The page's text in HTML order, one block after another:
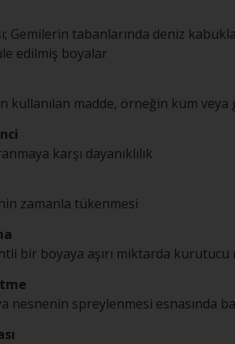
Gemilerin tabanlarında deniz
edilmiş boyalar
kullanılan madde, örneğin kum veya
karşı dayanıklılık
zamanla tükenmesi
bir boyaya aşırı miktarda
nesnenin spreylenmesi esnasında